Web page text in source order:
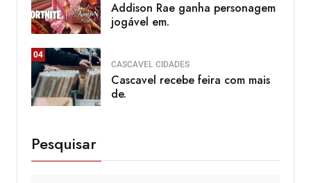
Addison Rae ganha personagem
jogável em.
04
CASCAVEL CIDADES
Cascavel recebe feira com mais
de.
Pesquisar